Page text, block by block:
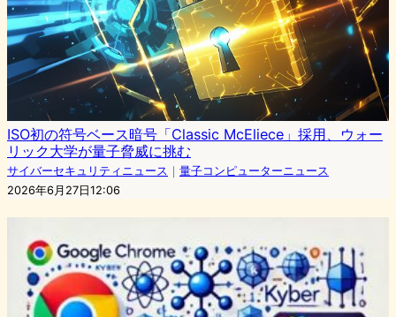
ISO初の符号ベース暗号「Classic McEliece」採用、ウォー
リック大学が量子脅威に挑む
サイバーセキュリティニュース ｜ 量子コンピューターニュース
2026年6月27日12:06